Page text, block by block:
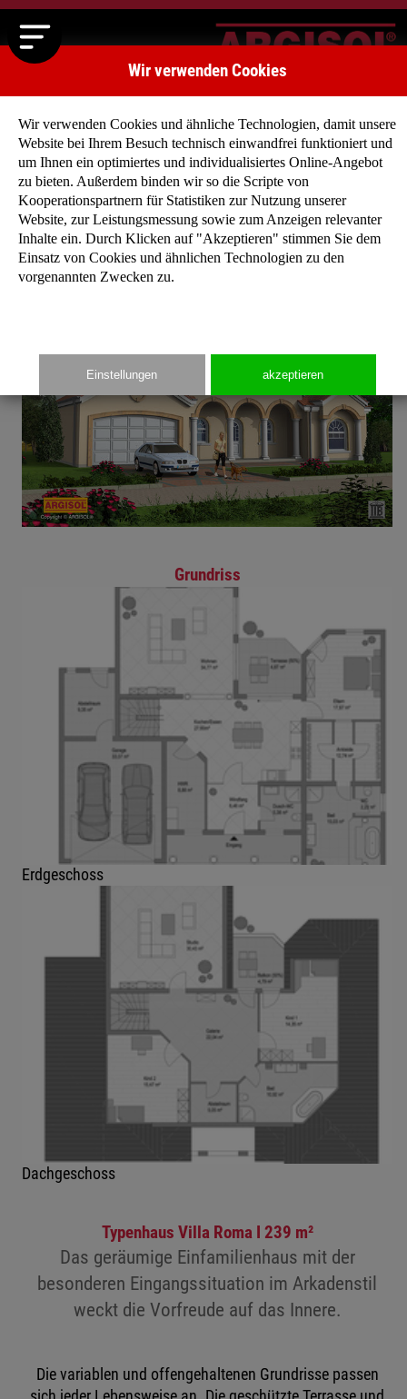
Startseite » Typenhäuser » Typenhaus Villa Roma I
Grundriss
Erdgeschoss
Dachgeschoss
Typenhaus Villa Roma I 239 m²
Das geräumige Einfamilienhaus mit der
besonderen Eingangssituation im Arkadenstil
weckt die Vorfreude auf das Innere.
Die variablen und offengehaltenen Grundrisse passen
Wir verwenden Cookies
Wir verwenden Cookies und ähnliche Technologien, damit unsere
Website bei Ihrem Besuch technisch einwandfrei funktioniert und
um Ihnen ein optimiertes und individualisiertes Online-Angebot
zu bieten. Außerdem binden wir so die Scripte von
Kooperationspartnern für Statistiken zur Nutzung unserer
Website, zur Leistungsmessung sowie zum Anzeigen relevanter
Inhalte ein. Durch Klicken auf "Akzeptieren" stimmen Sie dem
Einsatz von Cookies und ähnlichen Technologien zu den
vorgenannten Zwecken zu.
Einstellungen akzeptieren